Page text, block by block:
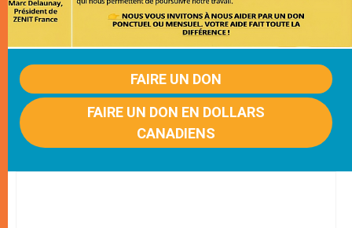
FAIRE UN DON
FAIRE UN DON EN DOLLARS
CANADIENS